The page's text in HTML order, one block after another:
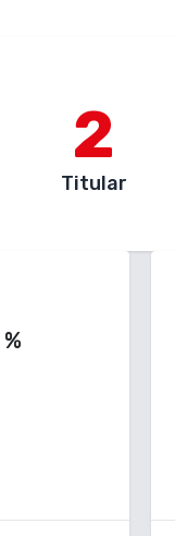
2
Titular
%